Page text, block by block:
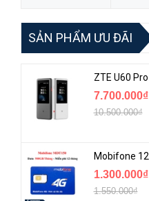
SẢN PHẨM ƯU ĐÃI
7.700.000₫
10.500.000₫
1.300.000₫
1.550.000₫